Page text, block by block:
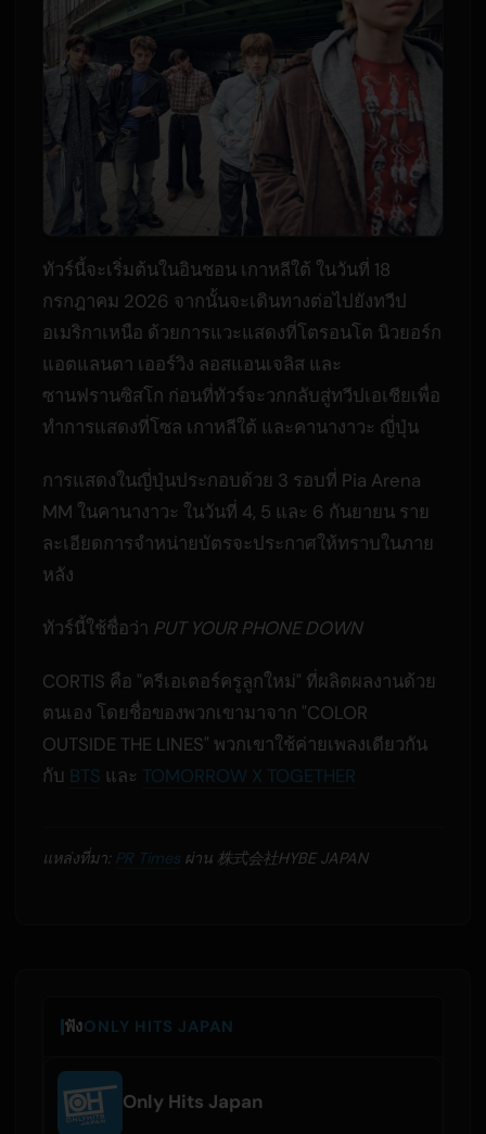
ทัวร์นี้จะเริ่มต้นในอินชอน เกาหลีใต้ ในวันที่ 18
กรกฎาคม 2026 จากนั้นจะเดินทางต่อไปยังทวีป
อเมริกาเหนือ ด้วยการแวะแสดงที่โตรอนโต นิวยอร์ก
แอตแลนตา เออร์วิง ลอสแอนเจลิส และ
ซานฟรานซิสโก ก่อนที่ทัวร์จะวกกลับสู่ทวีปเอเชียเพื่อ
ทำการแสดงที่โซล เกาหลีใต้ และคานางาวะ ญี่ปุ่น
การแสดงในญี่ปุ่นประกอบด้วย 3 รอบที่ Pia Arena
MM ในคานางาวะ ในวันที่ 4, 5 และ 6 กันยายน ราย
ละเอียดการจำหน่ายบัตรจะประกาศให้ทราบในภาย
หลัง
ทัวร์นี้ใช้ชื่อว่า PUT YOUR PHONE DOWN
CORTIS คือ "ครีเอเตอร์ครูลูกใหม่" ที่ผลิตผลงานด้วย
ตนเอง โดยชื่อของพวกเขามาจาก "COLOR
OUTSIDE THE LINES" พวกเขาใช้ค่ายเพลงเดียวกัน
กับ BTS และ TOMORROW X TOGETHER
แหล่งที่มา: PR Timesผ่าน 株式会社HYBE JAPAN
ฟังONLY HITS JAPAN
Only Hits Japan